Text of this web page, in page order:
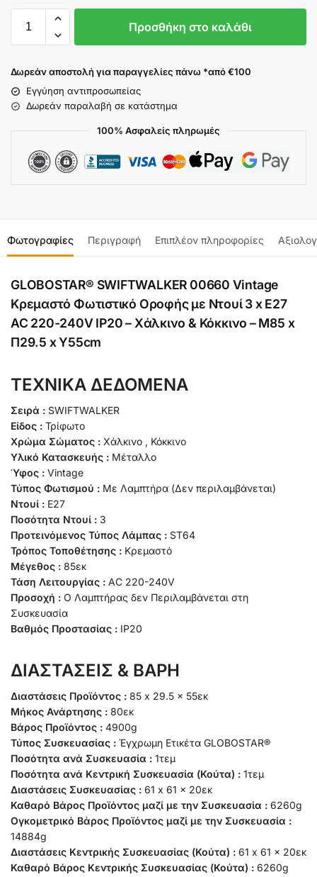
Προσθήκη στο καλάθι
Δωρεάν αποστολή για παραγγελίες πάνω *από €100
Εγγύηση αντιπροσωπείας
Δωρεάν παραλαβή σε κατάστημα
100% Ασφαλείς πληρωμές
Φωτογραφίες Περιγραφή Επιπλέον πληροφορίες
GLOBOSTAR® SWIFTWALKER 00660 Vintage
Κρεμαστό Φωτιστικό Οροφής με Ντουί 3 x E27
AC 220-240V IP20 – Χάλκινο & Κόκκινο – Μ85 x
Π29.5 x Υ55cm
ΤΕΧΝΙΚΑ ΔΕΔΟΜΕΝΑ
Σειρά : SWIFTWALKER
Είδος : Τρίφωτο
Χρώμα Σώματος : Χάλκινο , Κόκκινο
Υλικό Κατασκευής : Μέταλλο
Ύφος : Vintage
Τύπος Φωτισμού : Με Λαμπτήρα (Δεν περιλαμβάνεται)
Ντουί : E27
Ποσότητα Ντουί : 3
Προτεινόμενος Τύπος Λάμπας : ST64
Τρόπος Τοποθέτησης : Κρεμαστό
Μέγεθος : 85εκ
Τάση Λειτουργίας : AC 220-240V
Προσοχή : Ο Λαμπτήρας δεν Περιλαμβάνεται στη
Συσκευασία
Βαθμός Προστασίας : IP20
ΔΙΑΣΤΑΣΕΙΣ & ΒΑΡΗ
Διαστάσεις Προϊόντος : 85 x 29.5 x 55εκ
Μήκος Ανάρτησης : 80εκ
Βάρος Προϊόντος : 4900g
Τύπος Συσκευασίας : Έγχρωμη Ετικέτα GLOBOSTAR®
Ποσότητα ανά Συσκευασία : 1τεμ
Ποσότητα ανά Κεντρική Συσκευασία (Κούτα) : 1τεμ
Διαστάσεις Συσκευασίας : 61 x 61 x 20εκ
Καθαρό Βάρος Προϊόντος μαζί με την Συσκευασία : 6260g
Ογκομετρικό Βάρος Προϊόντος μαζί με την Συσκευασία :
14884g
Διαστάσεις Κεντρικής Συσκευασίας (Κούτα) : 61 x 61 x 20εκ
Καθαρό Βάρος Κεντρικής Συσκευασίας (Κούτα) : 6260g